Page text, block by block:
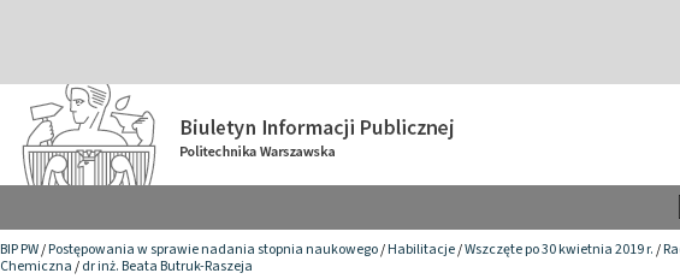
BIP PW/Postępowania w sprawie nadania stopnia naukowego/Habilitacje/Wszczęte po 30 kwietnia 2019 r./
Chemiczna/dr inż. Beata Butruk-Raszeja